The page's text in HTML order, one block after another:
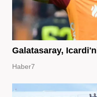
Galatasaray,
Haber7